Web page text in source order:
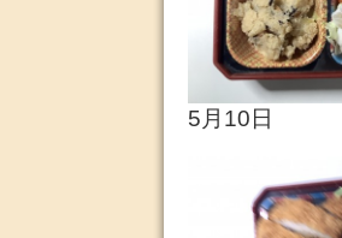
5月10日